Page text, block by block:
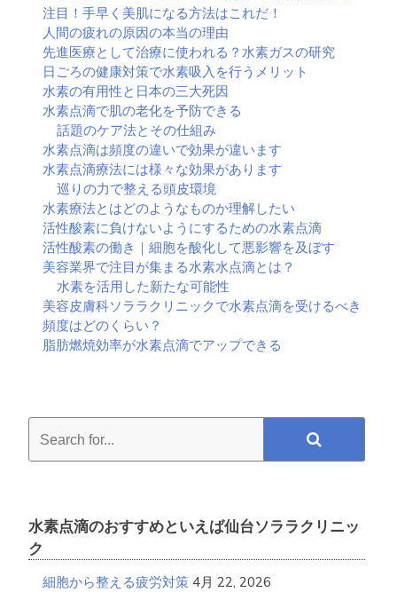
注目！手早く美肌になる方法はこれだ！
人間の疲れの原因の本当の理由
先進医療として治療に使われる？水素ガスの研究
日ごろの健康対策で水素吸入を行うメリット
水素の有用性と日本の三大死因
水素点滴で肌の老化を予防できる
話題のケア法とその仕組み
水素点滴は頻度の違いで効果が違います
水素点滴療法には様々な効果があります
巡りの力で整える頭皮環境
水素療法とはどのようなものか理解したい
活性酸素に負けないようにするための水素点滴
活性酸素の働き｜細胞を酸化して悪影響を及ぼす
美容業界で注目が集まる水素水点滴とは？
水素を活用した新たな可能性
美容皮膚科ソララクリニックで水素点滴を受けるべき
頻度はどのくらい？
脂肪燃焼効率が水素点滴でアップできる
水素点滴のおすすめといえば仙台ソララクリニッ
ク
細胞から整える疲労対策 4月 22, 2026